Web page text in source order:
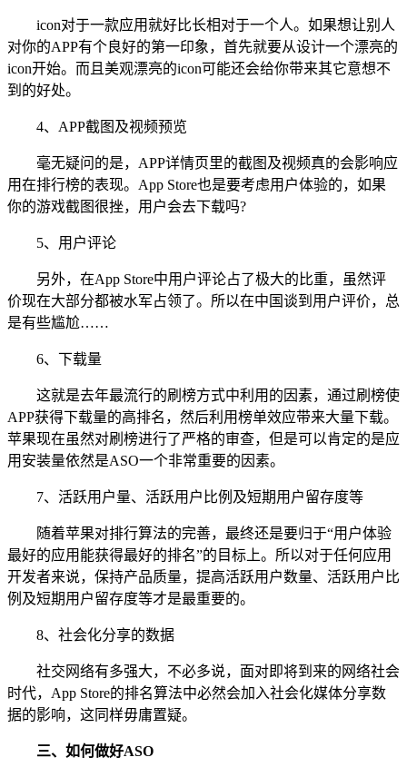
icon对于一款应用就好比长相对于一个人。如果想让别人
对你的APP有个良好的第一印象，首先就要从设计一个漂亮的
icon开始。而且美观漂亮的icon可能还会给你带来其它意想不
到的好处。
4、APP截图及视频预览
毫无疑问的是，APP详情页里的截图及视频真的会影响应
用在排行榜的表现。App Store也是要考虑用户体验的，如果
你的游戏截图很挫，用户会去下载吗?
5、用户评论
另外，在App Store中用户评论占了极大的比重，虽然评
价现在大部分都被水军占领了。所以在中国谈到用户评价，总
是有些尴尬……
6、下载量
这就是去年最流行的刷榜方式中利用的因素，通过刷榜使
APP获得下载量的高排名，然后利用榜单效应带来大量下载。
苹果现在虽然对刷榜进行了严格的审查，但是可以肯定的是应
用安装量依然是ASO一个非常重要的因素。
7、活跃用户量、活跃用户比例及短期用户留存度等
随着苹果对排行算法的完善，最终还是要归于“用户体验
最好的应用能获得最好的排名”的目标上。所以对于任何应用
开发者来说，保持产品质量，提高活跃用户数量、活跃用户比
例及短期用户留存度等才是最重要的。
8、社会化分享的数据
社交网络有多强大，不必多说，面对即将到来的网络社会
时代，App Store的排名算法中必然会加入社会化媒体分享数
据的影响，这同样毋庸置疑。
三、如何做好ASO